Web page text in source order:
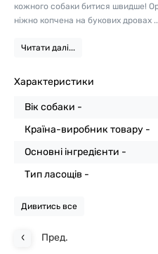
кожного собаки битися швидше!
ніжно копчена на букових дровах
Читати далі...
Характеристики
Вік собаки -
Країна-виробник товару -
Основні інгредієнти -
Тип ласощів -
Дивитись все
Пред.